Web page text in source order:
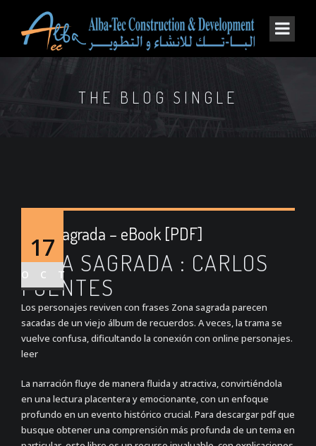
THE BLOG SINGLE
17
OCT
Zona sagrada – eBook [PDF]
ZONA SAGRADA : CARLOS
FUENTES
Los personajes reviven con frases Zona sagrada parecen
sacadas de un viejo álbum de recuerdos. A veces, la trama se
vuelve confusa, dificultando la conexión con online personajes.
leer
La narración fluye de manera fluida y atractiva, convirtiéndola
en una lectura placentera y emocionante, con un enfoque
profundo en un evento histórico crucial. Para descargar pdf que
busque obtener una comprensión más profunda de un tema en